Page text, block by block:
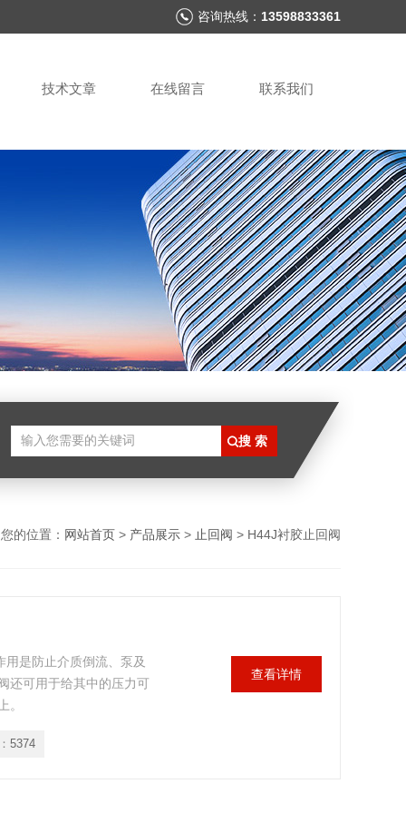
咨询热线： 13598833361
技术文章 在线留言 联系我们
您的位置： 网站首页 > 产品展示 > 止回阀 > H44J衬胶止回阀
是防止介质倒流、泵及
还可用于给其中的压力可
。
5374
查看详情